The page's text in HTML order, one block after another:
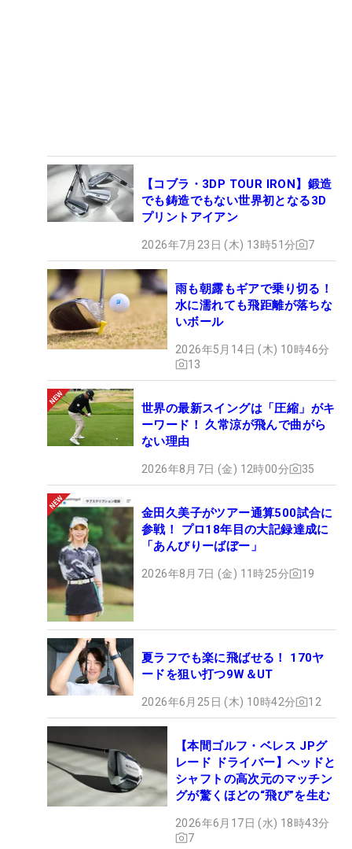
【コブラ・3DP TOUR IRON】鍛造
でも鋳造でもない世界初となる3D
プリントアイアン
2026年7月23日 (木) 13時51分 7
雨も朝露もギアで乗り切る！
水に濡れても飛距離が落ちな
いボール
2026年5月14日 (木) 10時46分
13
世界の最新スイングは「圧縮」がキ
ーワード！ 久常涼が飛んで曲がら
ない理由
2026年8月7日 (金) 12時00分 35
金田久美子がツアー通算500試合に
参戦！ プロ18年目の大記録達成に
「あんびりーばぼー」
2026年8月7日 (金) 11時25分 19
夏ラフでも楽に飛ばせる！ 170ヤ
ードを狙い打つ9W＆UT
2026年6月25日 (木) 10時42分 12
【本間ゴルフ・ベレス JPグ
レード ドライバー】ヘッドと
シャフトの高次元のマッチン
グが驚くほどの“飛び”を生む
2026年6月17日 (水) 18時43分
7